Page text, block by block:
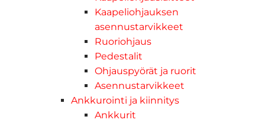
Kaapeliohjauksen
asennustarvikkeet
Ruoriohjaus
Pedestalit
Ohjauspyörät ja ruorit
Asennustarvikkeet
Ankkurointi ja kiinnitys
Ankkurit